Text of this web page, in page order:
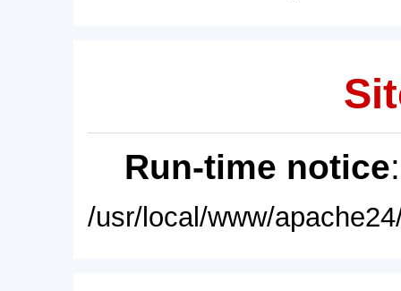
Run-time notice
/usr/local/www/